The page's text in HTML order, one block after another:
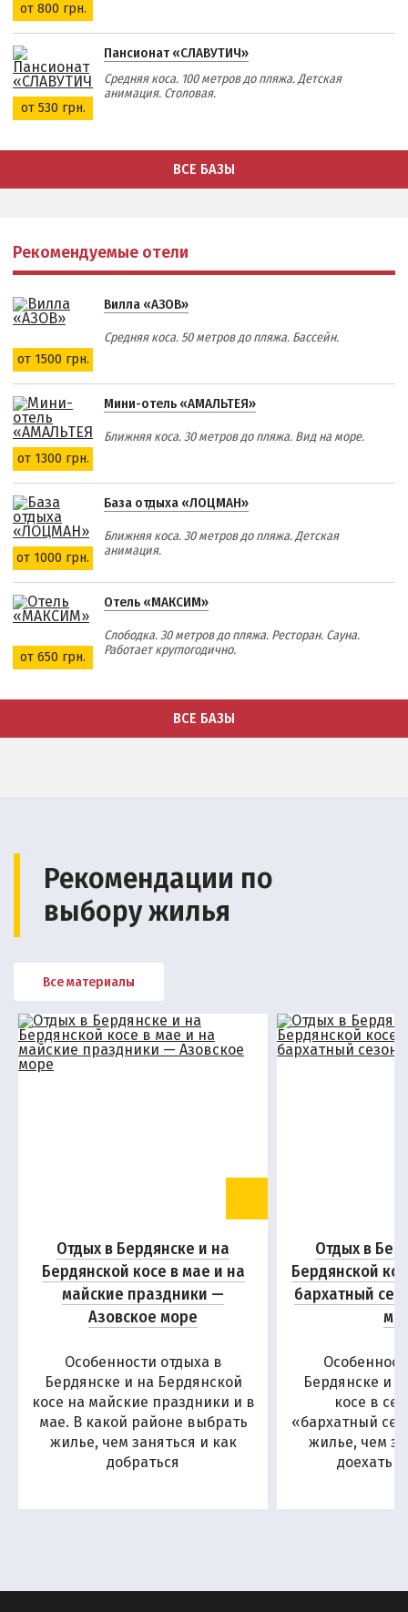
от 800 грн.
от 530 грн.
Пансионат «СЛАВУТИЧ»
Средняя коса. 100 метров до пляжа. Детская
анимация. Столовая.
ВСЕ БАЗЫ
Рекомендуемые отели
от 1500 грн.
Вилла «АЗОВ»
Средняя коса. 50 метров до пляжа. Бассейн.
от 1300 грн.
Мини-отель «АМАЛЬТЕЯ»
Ближняя коса. 30 метров до пляжа. Вид на море.
от 1000 грн.
База отдыха «ЛОЦМАН»
Ближняя коса. 30 метров до пляжа. Детская
анимация.
от 650 грн.
Отель «МАКСИМ»
Слободка. 30 метров до пляжа. Ресторан. Сауна.
Работает круглогодично.
ВСЕ БАЗЫ
Рекомендации по
выбору жилья
Все материалы
Отдых в Бердянске и на
Бердянской косе в мае и на
майские праздники —
Азовское море
Особенности отдыха в
Бердянске и на Бердянской
косе на майские праздники и в
мае. В какой районе выбрать
жилье, чем заняться и как
добраться
Отдых в
Бердянской
бархатный
Бердянске и
косе в
«бархатный
жилье, чем
доехать